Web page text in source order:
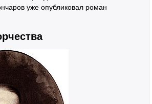
уже опубликовал роман